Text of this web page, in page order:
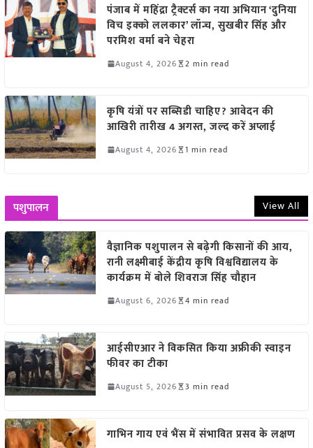
पंजाब में महिंद्रा ट्रैक्टर्स का नया अभियान ‘दुनिया
विच इक्को ललकार’ लॉन्च, सुखबीर सिंह और
परमिश वर्मा बने चेहरा
August 4, 2026 2 min read
कृषि यंत्रों पर सब्सिडी चाहिए? आवेदन की
आखिरी तारीख 4 अगस्त, जल्द करें अप्लाई
August 4, 2026 1 min read
पशुपालन View All
वैज्ञानिक पशुपालन से बढ़ेगी किसानों की आय,
रानी लक्ष्मीबाई केंद्रीय कृषि विश्वविद्यालय के
कार्यक्रम में बोले शिवराज सिंह चौहान
August 6, 2026 4 min read
आईसीएआर ने विकसित किया अफ्रीकी स्वाइन
फीवर का टीका
August 5, 2026 3 min read
गाभिन गाय एवं भैंस में संभावित प्रसव के लक्षण